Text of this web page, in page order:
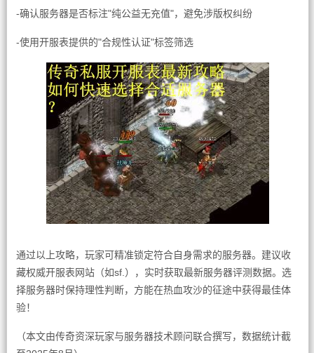
-确认服务器是否标注"纯公益无充值"，避免涉版权纠纷
-使用开服表提供的"合规性认证"标签筛选
通过以上攻略，玩家可精准锁定符合自身需求的服务器。建议收
藏权威开服表网站（如sf.），实时获取最新服务器评测数据。选
择服务器时保持理性判断，方能在热血攻沙的征途中获得最佳体
验！
（本文由传奇资深玩家与服务器技术顾问联合撰写，数据统计截